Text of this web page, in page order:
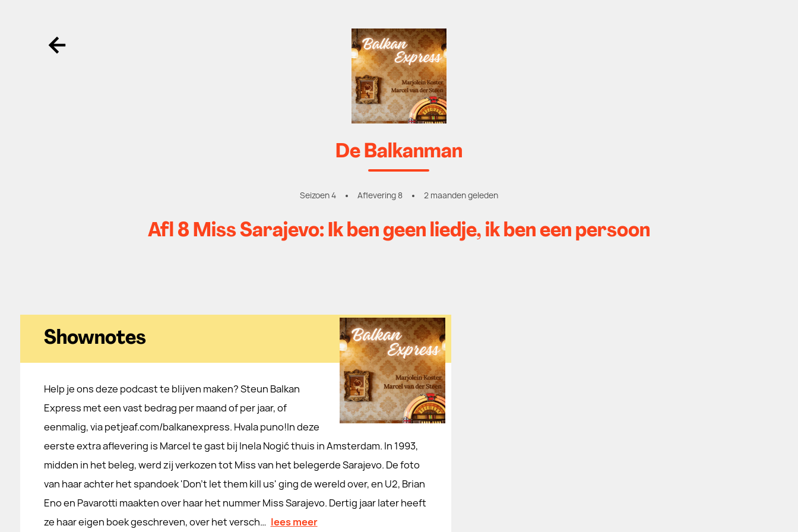
Ga terug
De Balkanman
Seizoen 4 Aflevering 8 2 maanden geleden
Afl 8 Miss Sarajevo: Ik ben geen liedje, ik ben een persoon
Shownotes
Help je ons deze podcast te blijven maken? Steun Balkan
Express met een vast bedrag per maand of per jaar, of
eenmalig, via petjeaf.com/balkanexpress. Hvala puno!In deze
eerste extra aflevering is Marcel te gast bij Inela Nogić thuis in Amsterdam. In 1993,
midden in het beleg, werd zij verkozen tot Miss van het belegerde Sarajevo. De foto
van haar achter het spandoek 'Don't let them kill us' ging de wereld over, en U2, Brian
Eno en Pavarotti maakten over haar het nummer Miss Sarajevo. Dertig jaar later heeft
ze haar eigen boek geschreven, over het versch… lees meer